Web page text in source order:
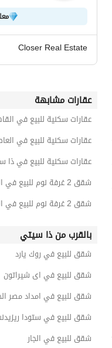
Closer Real Estate
عقارات مشابهة
عقارات سكنية للبيع في
عقارات سكنية للبيع في
عقارات سكنية للبيع في ذا
شقق 2 غرفة نوم للبيع في القاهرة
شقق 2 غرفة نوم للبيع في العاصمة الإدارية الجديدة
بالقرب من ذا سيتي
شقق للبيع في روك يارد
شقق للبيع في اى شيراتون
شقق للبيع في امداد مصر
شقق للبيع في ستودا
شقق للبيع في الجار